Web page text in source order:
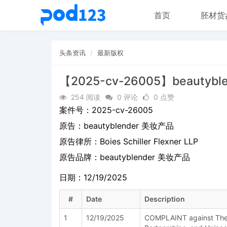
首页 胚材货
头条资讯 最新版权
【2025-cv-26005】
254 阅读 0 评论 0 点赞
案件号： 2025-cv-26005
原告： beautyblender 美妆产品
原告律所：Boies Schiller Flexner LLP
原告品牌： beautyblender 美妆产品
日期：12/19/2025
# Date Description
1 12/19/2025
COMPLAINT against